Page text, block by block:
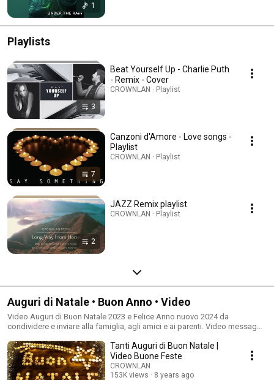
1
Playlists
3
Beat Yourself Up - Charlie Puth
- Remix - Cover
CROWNLAN · Playlist
7
Canzoni d'Amore - Love songs -
Playlist
CROWNLAN · Playlist
2
JAZZ Remix playlist
CROWNLAN · Playlist
Auguri di Natale • Buon Anno • Video
Video Auguri di Buon Natale 2023 e Felice Anno nuovo 2024 da
condividere e inviare alla famiglia, agli amici e ai parenti. Video messaggi
#BuonNatale #AnnoNuovo
Tanti Auguri di Buon Natale |
Video Buone Feste
CROWNLAN
153K views
8 years ago